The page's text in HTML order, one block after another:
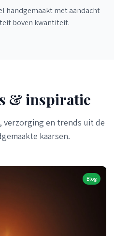
handgemaakt met aandacht
boven kwantiteit.
& inspiratie
verzorging en trends uit de
kaarsen.
Blog